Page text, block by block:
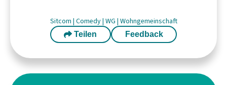
Sitcom | Comedy| WG | Wohngemeinschaft
Teilen Feedback